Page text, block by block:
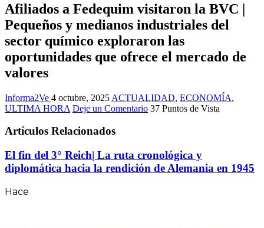
Afiliados a Fedequim visitaron la BVC |
Pequeños y medianos industriales del
sector químico exploraron las
oportunidades que ofrece el mercado de
valores
Informa2Ve 4 octubre, 2025 ACTUALIDAD, ECONOMÍA,
ULTIMA HORA Deje un Comentario 37 Puntos de Vista
Artículos Relacionados
El fin del 3° Reich| La ruta cronológica y
diplomática hacia la rendición de Alemania en 1945
Hace